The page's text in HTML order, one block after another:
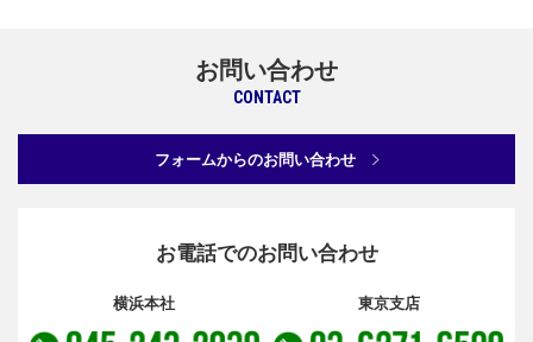
お問い合わせ
CONTACT
フォームからのお問い合わせ
お電話でのお問い合わせ
横浜本社 東京支店